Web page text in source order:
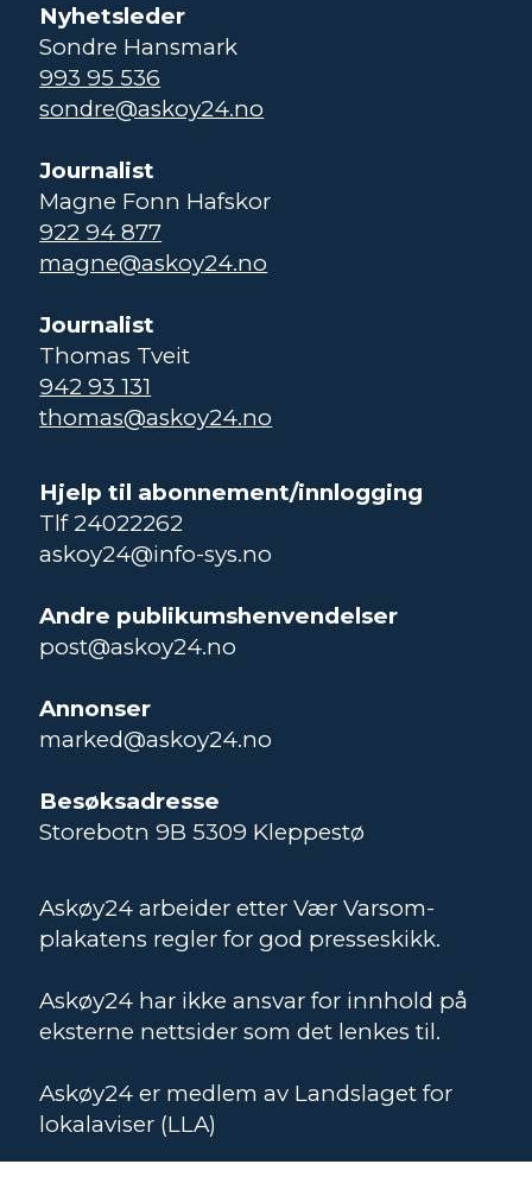
Nyhetsleder
Sondre Hansmark
993 95 536
sondre@askoy24.no
Journalist
Magne Fonn Hafskor
922 94 877
magne@askoy24.no
Journalist
Thomas Tveit
942 93 131
thomas@askoy24.no
Hjelp til abonnement/innlogging
Tlf 24022262
askoy24@info-sys.no
Andre publikumshenvendelser
post@askoy24.no
Annonser
marked@askoy24.no
Besøksadresse
Storebotn 9B 5309 Kleppestø
Askøy24 arbeider etter Vær Varsom-
plakatens regler for god presseskikk.
Askøy24 har ikke ansvar for innhold på
eksterne nettsider som det lenkes til.
Askøy24 er medlem av Landslaget for
lokalaviser (LLA)